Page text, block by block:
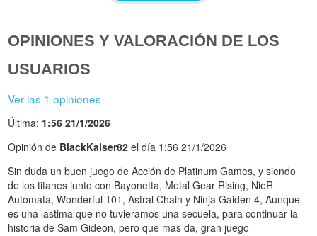
OPINIONES Y VALORACIÓN DE LOS
USUARIOS
Ver las 1 opiniones
Última: 1:56 21/1/2026
Opinión de BlackKaiser82 el día 1:56 21/1/2026
Sin duda un buen juego de Acción de Platinum Games, y siendo
de los titanes junto con Bayonetta, Metal Gear Rising, NieR
Automata, Wonderful 101, Astral Chain y Ninja Gaiden 4, Aunque
es una lastima que no tuvieramos una secuela, para continuar la
historia de Sam Gideon, pero que mas da, gran juego